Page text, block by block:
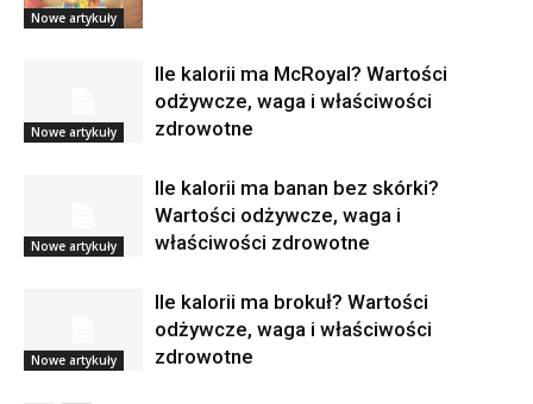
Nowe artykuły
Nowe artykuły
Ile kalorii ma McRoyal? Wartości
odżywcze, waga i właściwości
zdrowotne
Nowe artykuły
Ile kalorii ma banan bez skórki?
Wartości odżywcze, waga i
właściwości zdrowotne
Nowe artykuły
Ile kalorii ma brokuł? Wartości
odżywcze, waga i właściwości
zdrowotne